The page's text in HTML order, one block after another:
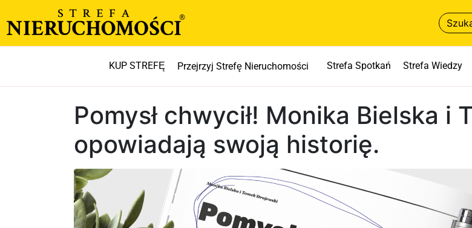
KUP STREFĘ Przejrzyj Strefę Nieruchomości Strefa Spotkań Strefa Wiedzy
Pomysł chwycił! Monika Bielska i
opowiadają swoją historię.